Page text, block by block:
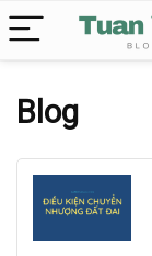
Blog